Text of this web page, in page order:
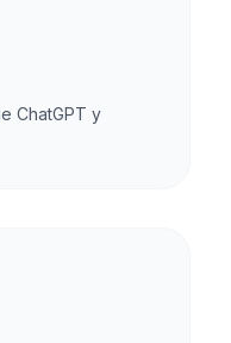
ChatGPT y